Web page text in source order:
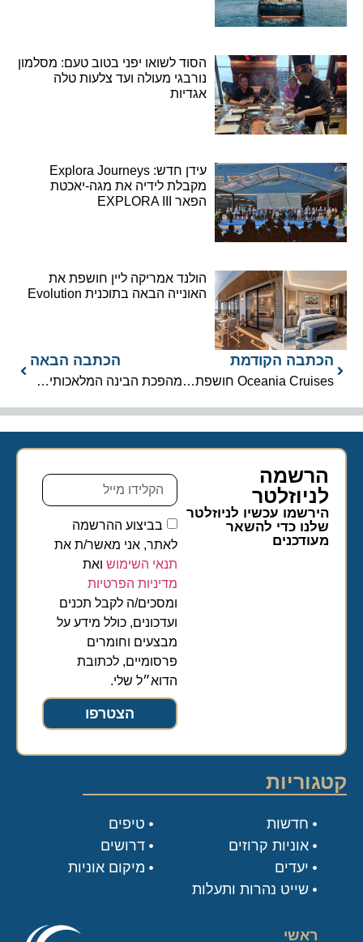
הסוד לשואו יפני בטוב טעם: מסלמון
נורבגי מעולה ועד צלעות טלה
אגדיות
עידן חדש: Explora Journeys
מקבלת לידיה את מגה-יאכטת
הפאר EXPLORA III
הולנד אמריקה ליין חושפת את
האונייה הבאה בתוכנית Evolution
הכתבה הקודמת
Oceania Cruises חושפת: שתי הפלגות עולמיות עוצרות נשימה של 180 יום
הכתבה הבאה
מהפכת הבינה המלאכותית: MSC Cruises משיקה את MSC Concierge
הרשמה
לניוזלטר​
הירשמו עכשיו לניוזלטר
שלנו כדי להשאר
מעודכנים
בביצוע ההרשמה
לאתר, אני מאשר/ת את
תנאי השימושואת
מדיניות הפרטיות
ומסכים/ה לקבל תכנים
ועדכונים, כולל מידע על
מבצעים וחומרים
פרסומיים, לכתובת
הדוא״ל שלי.
הצטרפו
ראשי
קטגוריות
טיפים
דרושים
מיקום אוניות
חדשות
אוניות קרוזים
יעדים
שייט נהרות ותעלות